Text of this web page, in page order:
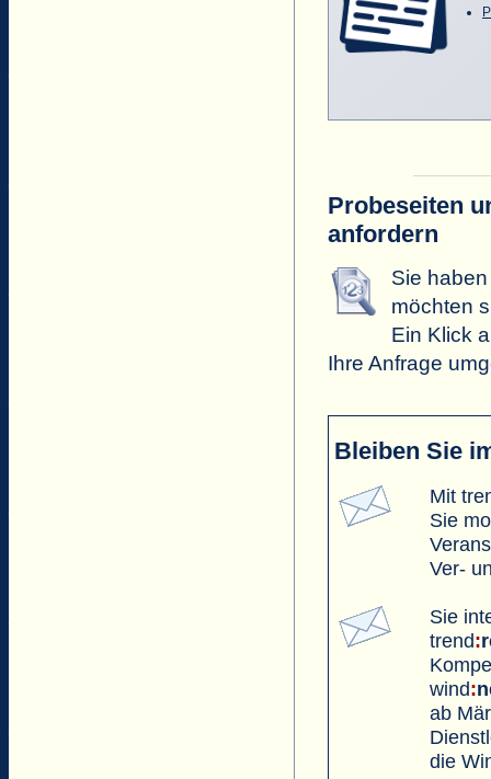
Probeseiten
anfordern
Sie
möchten
Ein Klick
Ihre Anfrage
Bleiben Sie
Mit
Sie
Ver-
Sie
trend:
wind:
ab
die